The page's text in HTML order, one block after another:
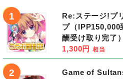
1
Re:ステージ!プ
プ（IPP150,000
酬受け取り完了
1,300円 相当
2
Game of